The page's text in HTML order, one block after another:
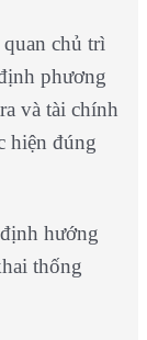
chủ trì
phương
và tài chính
hiện đúng
hướng
thống